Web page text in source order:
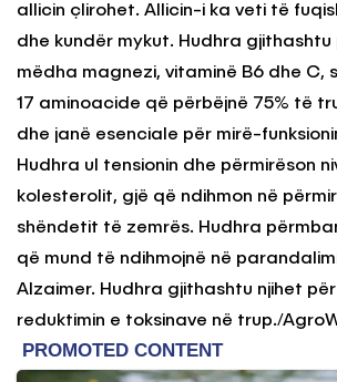
allicin çlirohet. Allicin-i ka veti të
dhe kundër mykut. Hudhra
mëdha magnezi, vitaminë B6 dhe C,
17 aminoacide që përbëjnë 75% të
dhe janë esenciale për mirë-
Hudhra ul tensionin dhe përmirëson
kolesterolit, gjë që ndihmon në
shëndetit të zemrës. Hudhra
që mund të ndihmojnë në
Alzaimer. Hudhra gjithashtu njihet
reduktimin e toksinave në trup./